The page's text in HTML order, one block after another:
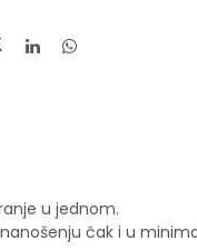
u jednom.
čak i u